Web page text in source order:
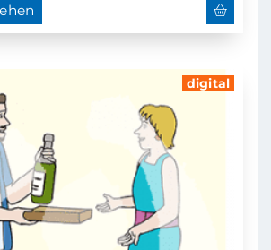
digital